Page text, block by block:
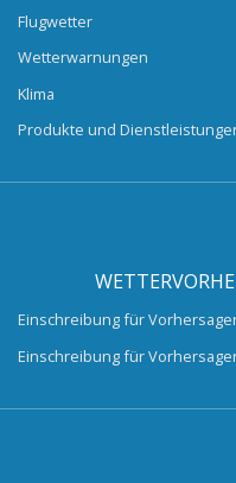
Flugwetter
Wetterwarnungen
Klima
Produkte und
Einschreibung für
Einschreibung für